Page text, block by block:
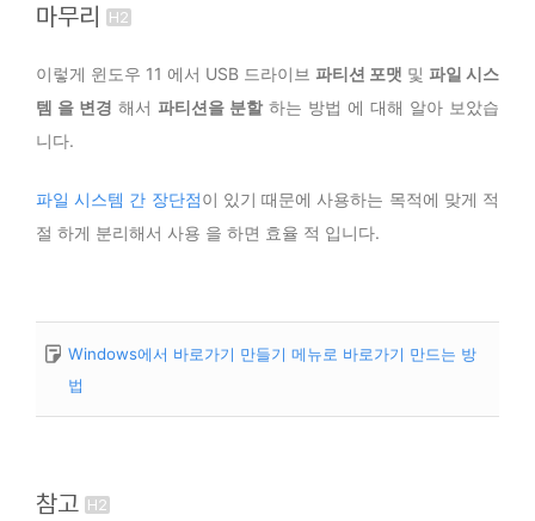
마무리
이렇게 윈도우 11 에서 USB 드라이브 파티션 포맷 및 파일 시스
템 을 변경 해서 파티션을 분할 하는 방법 에 대해 알아 보았습
니다.
파일 시스템 간 장단점이 있기 때문에 사용하는 목적에 맞게 적
절 하게 분리해서 사용 을 하면 효율 적 입니다.
Windows에서 바로가기 만들기 메뉴로 바로가기 만드는 방
법
참고